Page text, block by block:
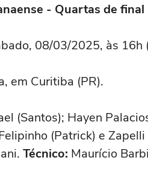
- Quartas de
08/03/2025, às 16h
em Curitiba (PR).
(Santos); Hayen
(Patrick) e
Técnico: Maurício